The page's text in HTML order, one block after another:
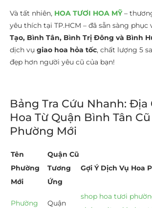
Và tất nhiên, HOA TƯƠI HOA MỸ–
yêu thích tại TP.HCM – đã sẵn sàng phục
Tạo, Bình Tân, Bình Trị Đông và Bình
dịch vụ giao hoa hỏa tốc, chất lượng 5
đẹp hơn người yêu cũ của bạn!
Bảng Tra Cứu Nhanh:
Hoa Từ Quận Bình Tân
Phường Mới
Tên
Phường
Mới
Quận Cũ
Tương
Ứng
Gợi Ý Dịch Vụ Hoa
Phường
Quận
shop hoa tươi